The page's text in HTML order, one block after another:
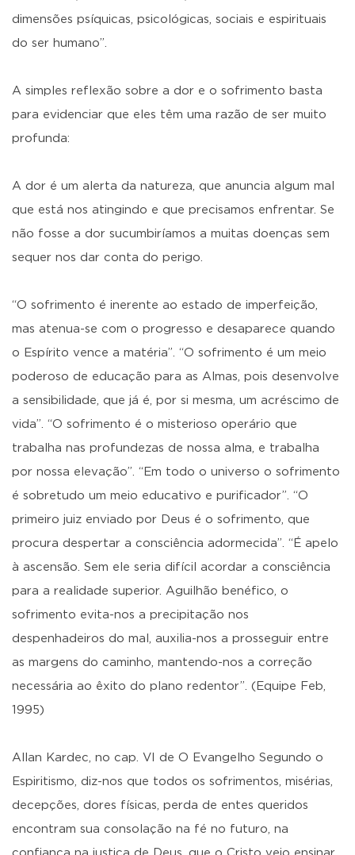
dimensões psíquicas, psicológicas, sociais e espirituais
do ser humano”.
A simples reflexão sobre a dor e o sofrimento basta
para evidenciar que eles têm uma razão de ser muito
profunda:
A dor é um alerta da natureza, que anuncia algum mal
que está nos atingindo e que precisamos enfrentar. Se
não fosse a dor sucumbiríamos a muitas doenças sem
sequer nos dar conta do perigo.
“O sofrimento é inerente ao estado de imperfeição,
mas atenua-se com o progresso e desaparece quando
o Espírito vence a matéria”. “O sofrimento é um meio
poderoso de educação para as Almas, pois desenvolve
a sensibilidade, que já é, por si mesma, um acréscimo de
vida”. “O sofrimento é o misterioso operário que
trabalha nas profundezas de nossa alma, e trabalha
por nossa elevação”. “Em todo o universo o sofrimento
é sobretudo um meio educativo e purificador”. “O
primeiro juiz enviado por Deus é o sofrimento, que
procura despertar a consciência adormecida”. “É apelo
à ascensão. Sem ele seria difícil acordar a consciência
para a realidade superior. Aguilhão benéfico, o
sofrimento evita-nos a precipitação nos
despenhadeiros do mal, auxilia-nos a prosseguir entre
as margens do caminho, mantendo-nos a correção
necessária ao êxito do plano redentor”. (Equipe Feb,
1995)
Allan Kardec, no cap. VI de O Evangelho Segundo o
Espiritismo, diz-nos que todos os sofrimentos, misérias,
decepções, dores físicas, perda de entes queridos
encontram sua consolação na fé no futuro, na